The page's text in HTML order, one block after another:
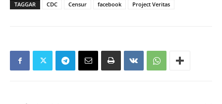
TAGGAR CDC Censur facebook Project Veritas